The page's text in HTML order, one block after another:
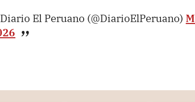
El Peruano (@DiarioElPeruano)